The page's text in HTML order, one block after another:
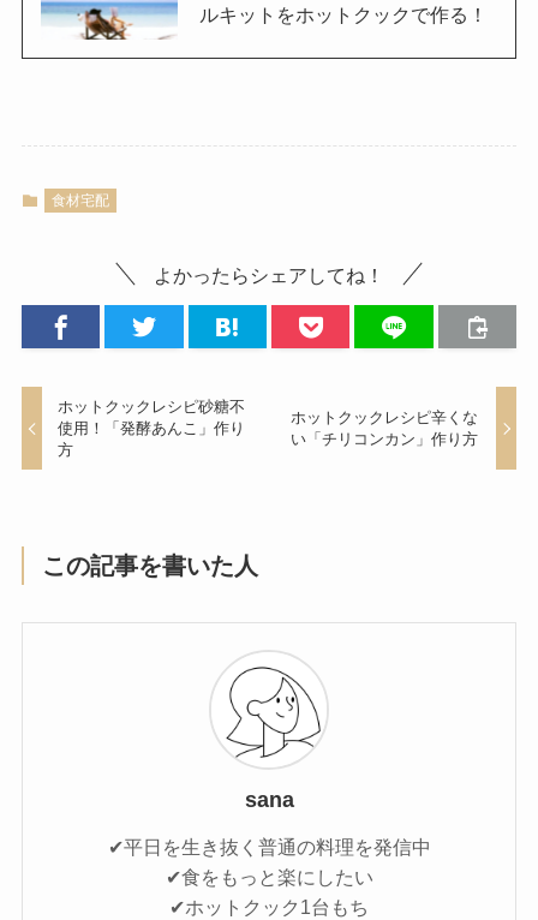
ルキットをホットクックで作る！
食材宅配
よかったらシェアしてね！
ホットクックレシピ砂糖不
使用！「発酵あんこ」作り
方
ホットクックレシピ辛くな
い「チリコンカン」作り方
この記事を書いた人
sana
✔平日を生き抜く普通の料理を発信中
✔食をもっと楽にしたい
✔ホットクック1台もち